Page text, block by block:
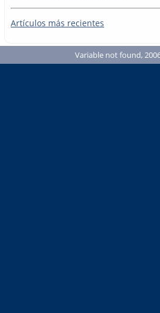
Artículos más recientes
Variable not found,